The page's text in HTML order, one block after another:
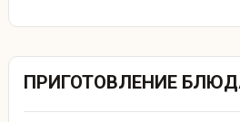
ПРИГОТОВЛЕНИЕ